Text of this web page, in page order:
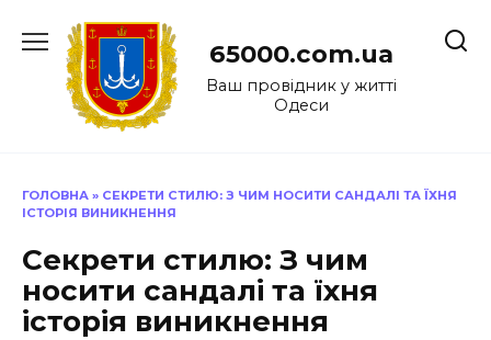
до
65000.com.ua
Ваш провідник у житті
Одеси
ГОЛОВНА » СЕКРЕТИ СТИЛЮ: З ЧИМ НОСИТИ САНДАЛІ ТА ЇХНЯ
ІСТОРІЯ ВИНИКНЕННЯ
Секрети стилю: З чим
носити сандалі та їхня
історія виникнення